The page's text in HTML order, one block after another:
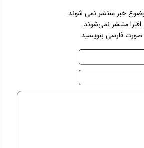
خبر منتشر نمی شوند.
منتشر نمی‌شوند.
صورت فارسی بنویسید.